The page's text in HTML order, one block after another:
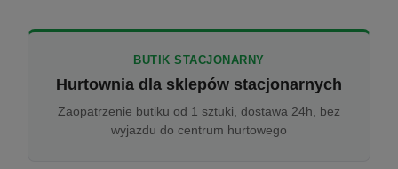
BUTIK STACJONARNY
Hurtownia dla sklepów stacjonarnych
Zaopatrzenie butiku od 1 sztuki, dostawa 24h, bez
wyjazdu do centrum hurtowego